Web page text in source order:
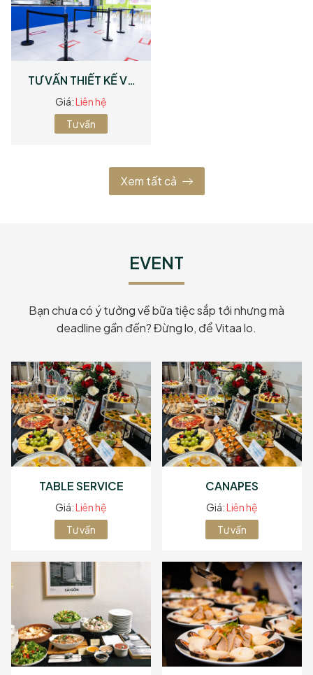
TƯ VẤN THIẾT KẾ VÀ
XÂY DỰNG BẾP
Giá:Liên hệ
Tư vấn
Xem tất cả
EVENT
Bạn chưa có ý tưởng về bữa tiệc sắp tới nhưng mà
deadline gần đến? Đừng lo, để Vitaa lo.
TABLE SERVICE
Giá:Liên hệ
Tư vấn
CANAPES
Giá:Liên hệ
Tư vấn